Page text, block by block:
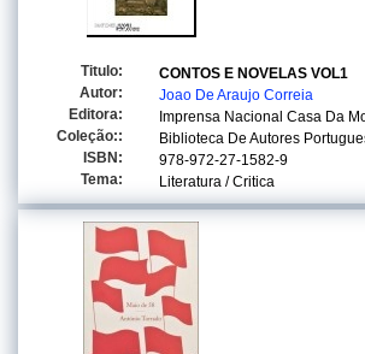
Titulo:
CONTOS E NOVELAS VOL1
Autor:
Joao De Araujo Correia
Editora:
Imprensa Nacional Casa Da
Coleção::
Biblioteca De Autores
ISBN:
978-972-27-1582-9
Tema:
Literatura / Critica